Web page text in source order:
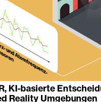
KI-basierte
Reality Umgebungen